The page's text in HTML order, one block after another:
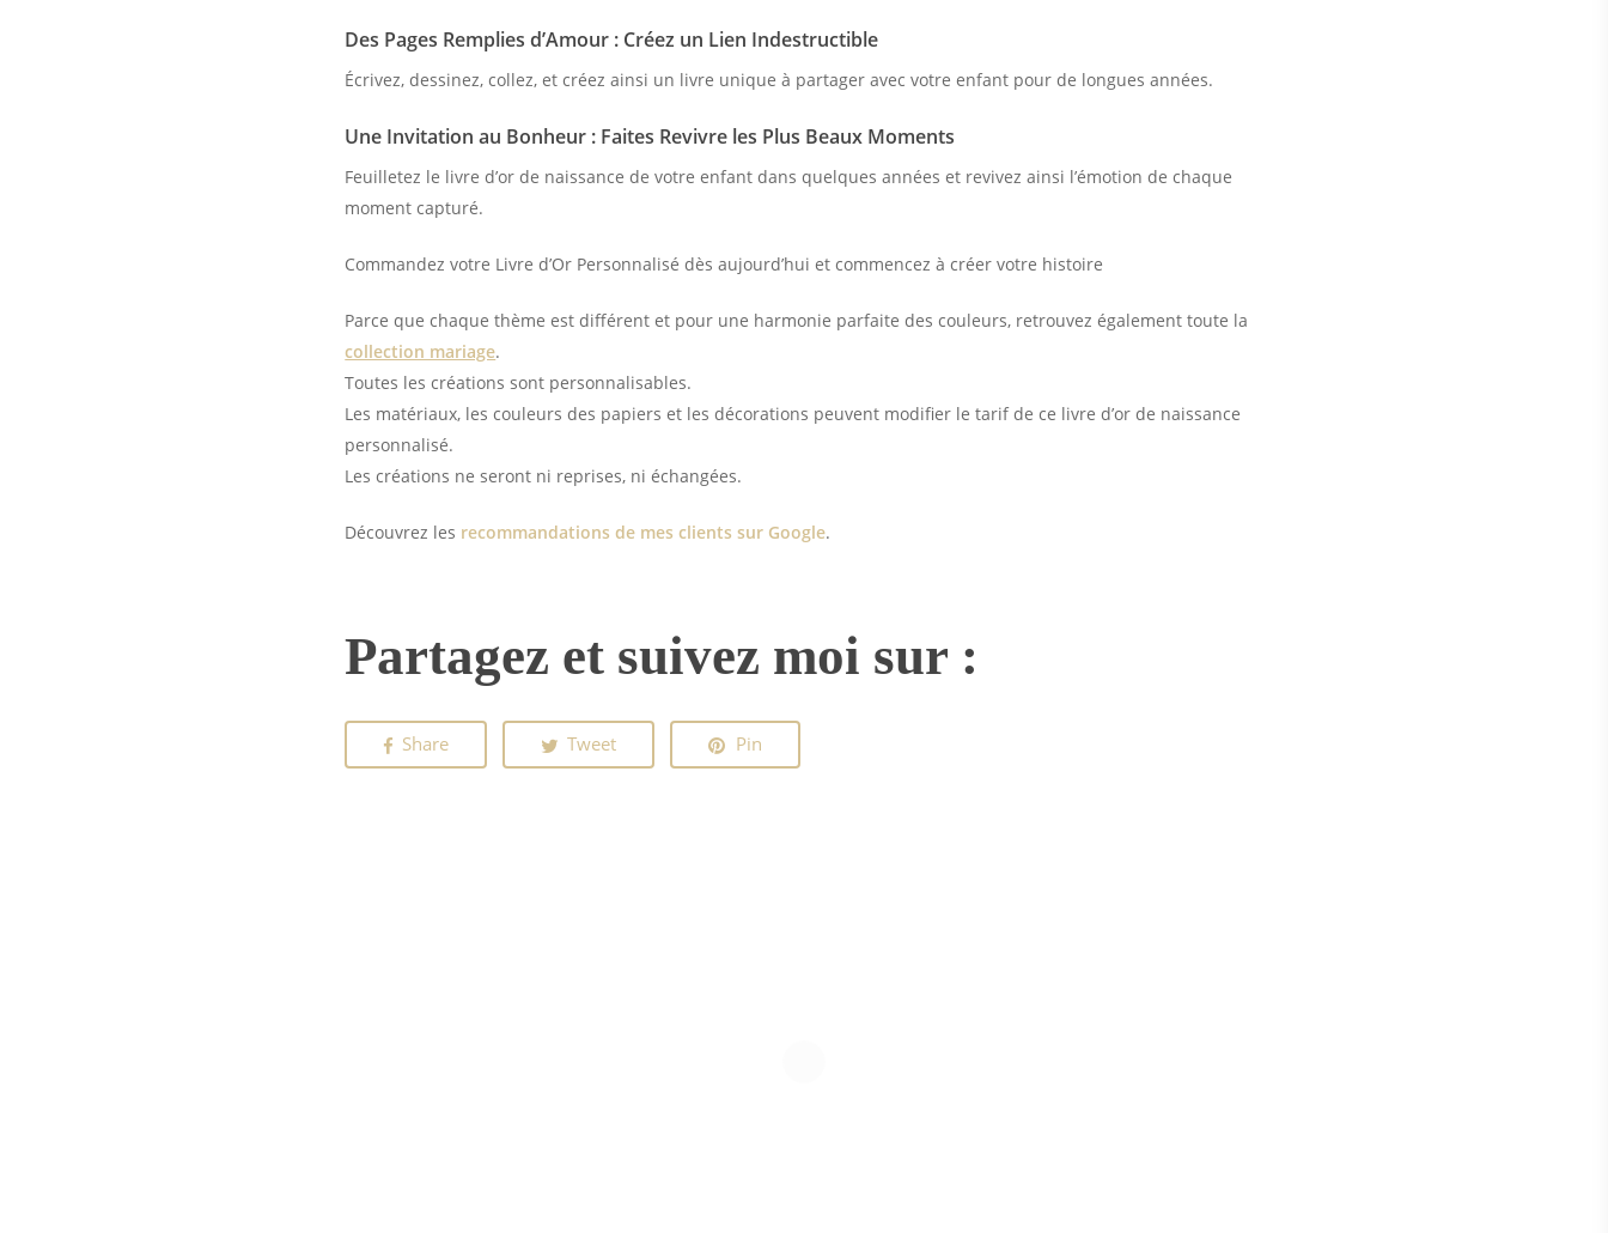
Des Pages Remplies d’Amour : Créez un Lien Indestructible
Écrivez, dessinez, collez, et créez ainsi un livre unique à partager avec votre enfant pour de longues années.
Une Invitation au Bonheur : Faites Revivre les Plus Beaux Moments
Feuilletez le livre d’or de naissance de votre enfant dans quelques années et revivez ainsi l’émotion de chaque
moment capturé.
Commandez votre Livre d’Or Personnalisé dès aujourd’hui et commencez à créer votre histoire
Parce que chaque thème est différent et pour une harmonie parfaite des couleurs, retrouvez également toute la
collection mariage.
Toutes les créations sont personnalisables.
Les matériaux, les couleurs des papiers et les décorations peuvent modifier le tarif de ce livre d’or de naissance
personnalisé.
Les créations ne seront ni reprises, ni échangées.
Découvrez les recommandations de mes clients sur Google.
Partagez et suivez moi sur :
Share Tweet Pin